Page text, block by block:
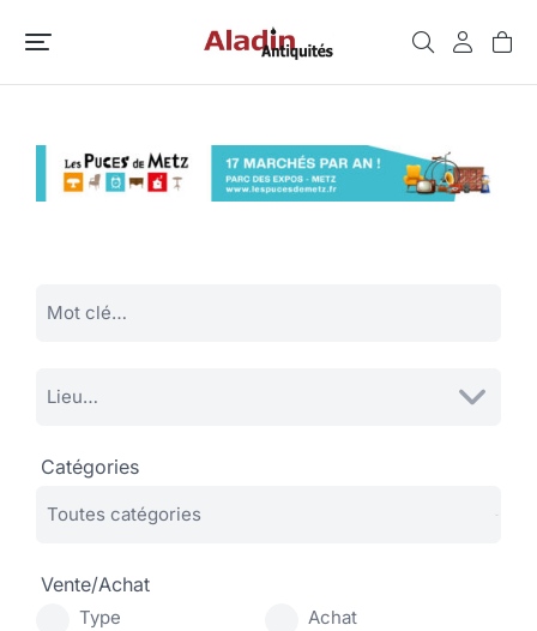
Catégories
Vente/Achat
Type Achat